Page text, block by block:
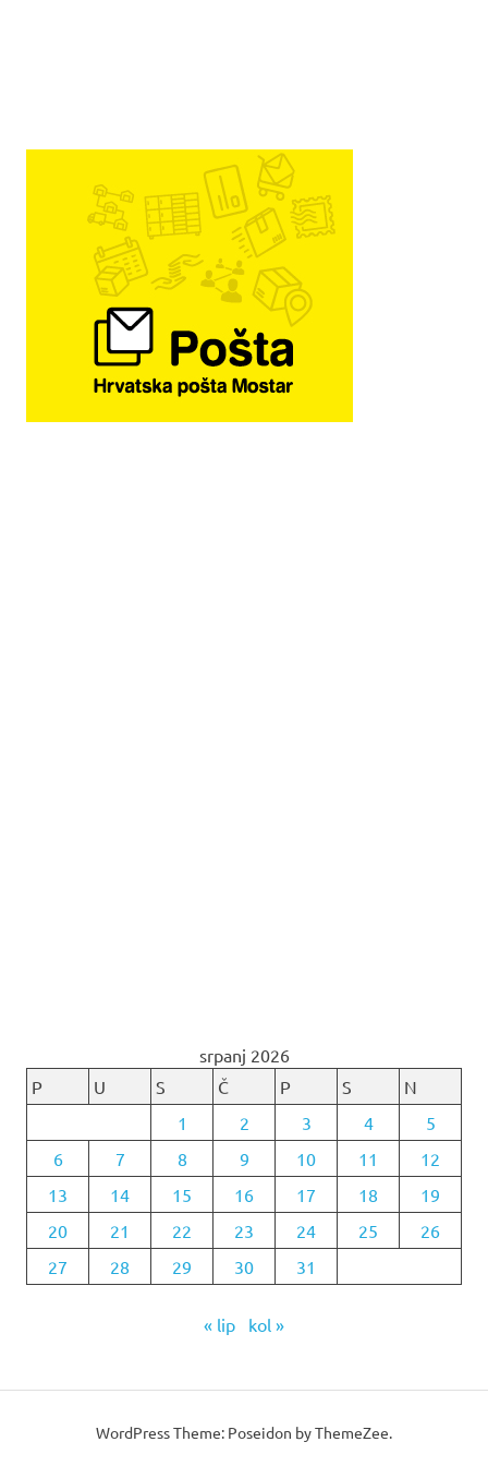
srpanj 2026
P
U S Č P S
N
1
2 3 4
5
6
7 8 9 10 11
12
13
14 15 16 17 18
19
20
21 22 23 24 25
26
27
28 29 30 31
« lip kol »
WordPress Theme: Poseidon by ThemeZee.